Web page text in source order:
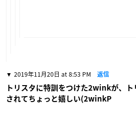
2019年11月20日 at 8:53 PM 返信
トリスタに特訓をつけた2winkが、ト
されてちょっと嬉しい(2winkP